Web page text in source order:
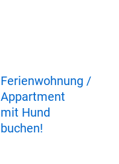
Ferienwohnung /
Appartment
mit Hund
buchen!